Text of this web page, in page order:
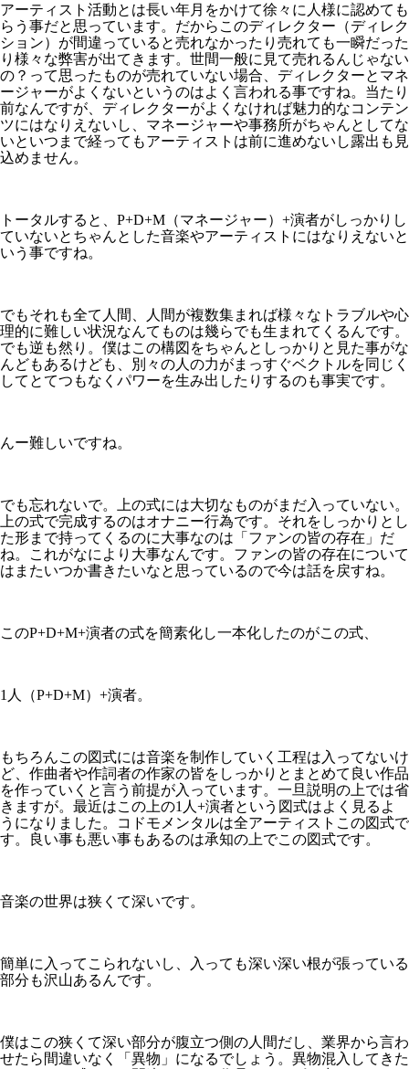
アーティスト活動とは長い年月をかけて徐々に人様に認めても
らう事だと思っています。だからこのディレクター（ディレク
ション）が間違っていると売れなかったり売れても一瞬だった
り様々な弊害が出てきます。世間一般に見て売れるんじゃない
の？って思ったものが売れていない場合、ディレクターとマネ
ージャーがよくないというのはよく言われる事ですね。当たり
前なんですが、ディレクターがよくなければ魅力的なコンテン
ツにはなりえないし、マネージャーや事務所がちゃんとしてな
いといつまで経ってもアーティストは前に進めないし露出も見
込めません。
トータルすると、P+D+M（マネージャー）+演者がしっかりし
ていないとちゃんとした音楽やアーティストにはなりえないと
いう事ですね。
でもそれも全て人間、人間が複数集まれば様々なトラブルや心
理的に難しい状況なんてものは幾らでも生まれてくるんです。
でも逆も然り。僕はこの構図をちゃんとしっかりと見た事がな
んどもあるけども、別々の人の力がまっすぐベクトルを同じく
してとてつもなくパワーを生み出したりするのも事実です。
んー難しいですね。
でも忘れないで。上の式には大切なものがまだ入っていない。
上の式で完成するのはオナニー行為です。それをしっかりとし
た形まで持ってくるのに大事なのは「ファンの皆の存在」だ
ね。これがなにより大事なんです。ファンの皆の存在について
はまたいつか書きたいなと思っているので今は話を戻すね。
このP+D+M+演者の式を簡素化し一本化したのがこの式、
1人（P+D+M）+演者。
もちろんこの図式には音楽を制作していく工程は入ってないけ
ど、作曲者や作詞者の作家の皆をしっかりとまとめて良い作品
を作っていくと言う前提が入っています。一旦説明の上では省
きますが。最近はこの上の1人+演者という図式はよく見るよ
うになりました。コドモメンタルは全アーティストこの図式で
す。良い事も悪い事もあるのは承知の上でこの図式です。
音楽の世界は狭くて深いです。
簡単に入ってこられないし、入っても深い深い根が張っている
部分も沢山あるんです。
僕はこの狭くて深い部分が腹立つ側の人間だし、業界から言わ
せたら間違いなく「異物」になるでしょう。異物混入してきた